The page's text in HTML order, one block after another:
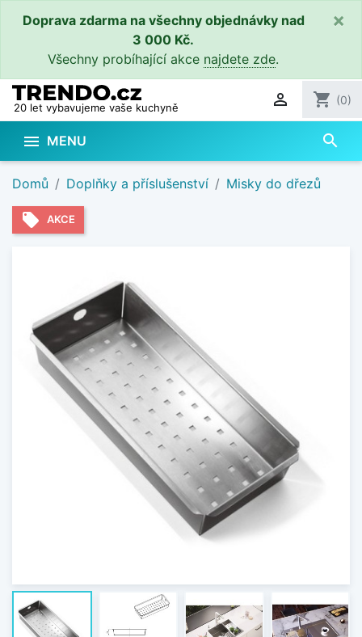
Doprava zdarma na všechny objednávky nad
3 000 Kč.
Všechny probíhající akce najdete zde.
×
20 let vybavujeme vaše kuchyně  shopping_cart (0)
 MENU search
Domů Doplňky a příslušenství Misky do dřezů
local_offer AKCE